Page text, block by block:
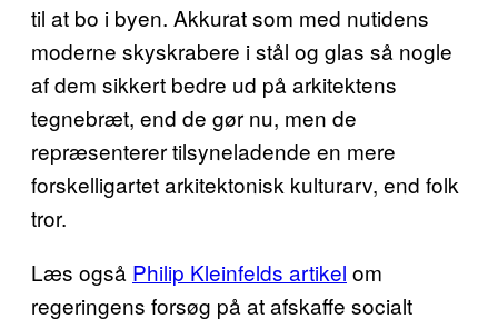
til at bo i byen. Akkurat som med nutidens
moderne skyskrabere i stål og glas så nogle
af dem sikkert bedre ud på arkitektens
tegnebræt, end de gør nu, men de
repræsenterer tilsyneladende en mere
forskelligartet arkitektonisk kulturarv, end folk
tror.
Læs også Philip Kleinfelds artikel om
regeringens forsøg på at afskaffe socialt